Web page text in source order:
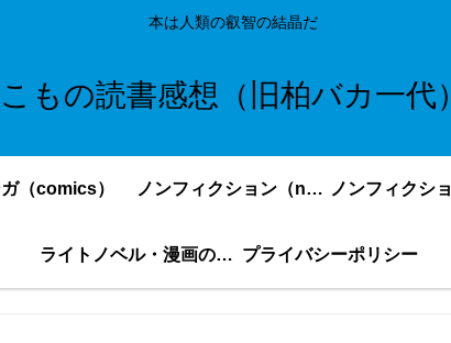
本は人類の叡智の結晶だ
こもの読書感想（旧柏バカ一代）
（comics） ノンフィクション（nonfiction）更新順
ライトノベル・漫画の感想・ネタバレまとめ｜こもの読書感想 プライバシーポリシー